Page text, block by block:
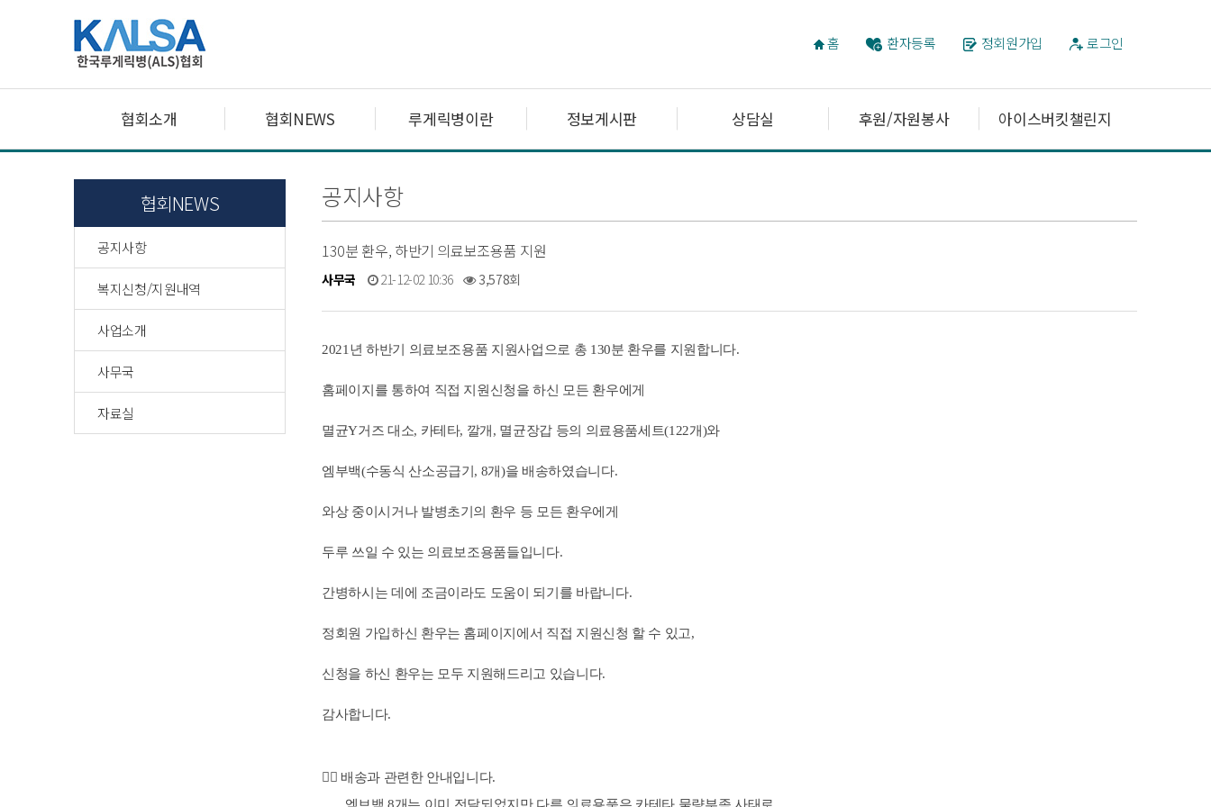
홈 환자등록 정회원가입 로그인
협회소개 협회NEWS 루게릭병이란 정보게시판 상담실 후원/자원봉사 아이스버킷챌린지
협회NEWS
공지사항
복지신청/지원내역
사업소개
사무국
자료실
공지사항
130분 환우, 하반기 의료보조용품 지원
사무국 21-12-02 10:36 3,578회
2021년 하반기 의료보조용품 지원사업으로 총 130분 환우를 지원합니다.
홈페이지를 통하여 직접 지원신청을 하신 모든 환우에게
멸균Y거즈 대소, 카테타, 깔개, 멸균장갑 등의 의료용품세트(122개)와
엠부백(수동식 산소공급기, 8개)을 배송하였습니다.
와상 중이시거나 발병초기의 환우 등 모든 환우에게
두루 쓰일 수 있는 의료보조용품들입니다.
간병하시는 데에 조금이라도 도움이 되기를 바랍니다.
정회원 가입하신 환우는 홈페이지에서 직접 지원신청 할 수 있고,
신청을 하신 환우는 모두 지원해드리고 있습니다.
감사합니다.
▶ 배송과 관련한 안내입니다.